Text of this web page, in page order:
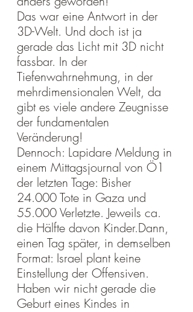
Das war eine Antwort in der
3D-Welt. Und doch ist ja
gerade das Licht mit 3D nicht
fassbar. In der
Tiefenwahrnehmung, in der
mehrdimensionalen Welt, da
gibt es viele andere Zeugnisse
der fundamentalen
Veränderung!
Dennoch: Lapidare Meldung in
einem Mittagsjournal von Ö1
der letzten Tage: Bisher
24.000 Tote in Gaza und
55.000 Verletzte. Jeweils ca.
die Hälfte davon Kinder.Dann,
einen Tag später, in demselben
Format: Israel plant keine
Einstellung der Offensiven.
Haben wir nicht gerade die
Geburt eines Kindes in